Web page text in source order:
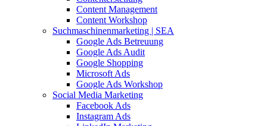
Content Management
Content Workshop
Suchmaschinenmarketing | SEA
Google Ads Betreuung
Google Ads Audit
Google Shopping
Microsoft Ads
Google Ads Workshop
Social Media Marketing
Facebook Ads
Instagram Ads